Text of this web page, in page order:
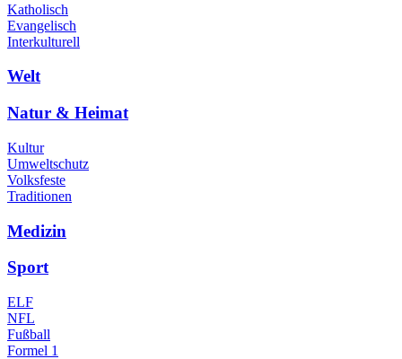
Katholisch
Evangelisch
Interkulturell
Welt
Natur & Heimat
Kultur
Umweltschutz
Volksfeste
Traditionen
Medizin
Sport
ELF
NFL
Fußball
Formel 1